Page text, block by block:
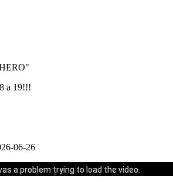
a 19!!!
06-26
a problem trying to load the video.